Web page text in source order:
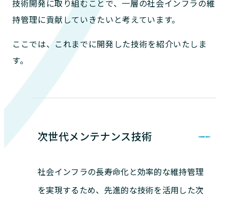
技術開発に取り組むことで、一層の社会インフラの維
持管理に貢献していきたいと考えています。
ここでは、これまでに開発した技術を紹介いたしま
す。
次世代メンテナンス技術
社会インフラの長寿命化と効率的な維持管理
を実現するため、先進的な技術を活用した次